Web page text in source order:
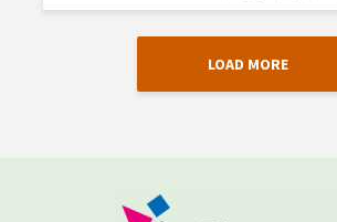
LOAD MORE